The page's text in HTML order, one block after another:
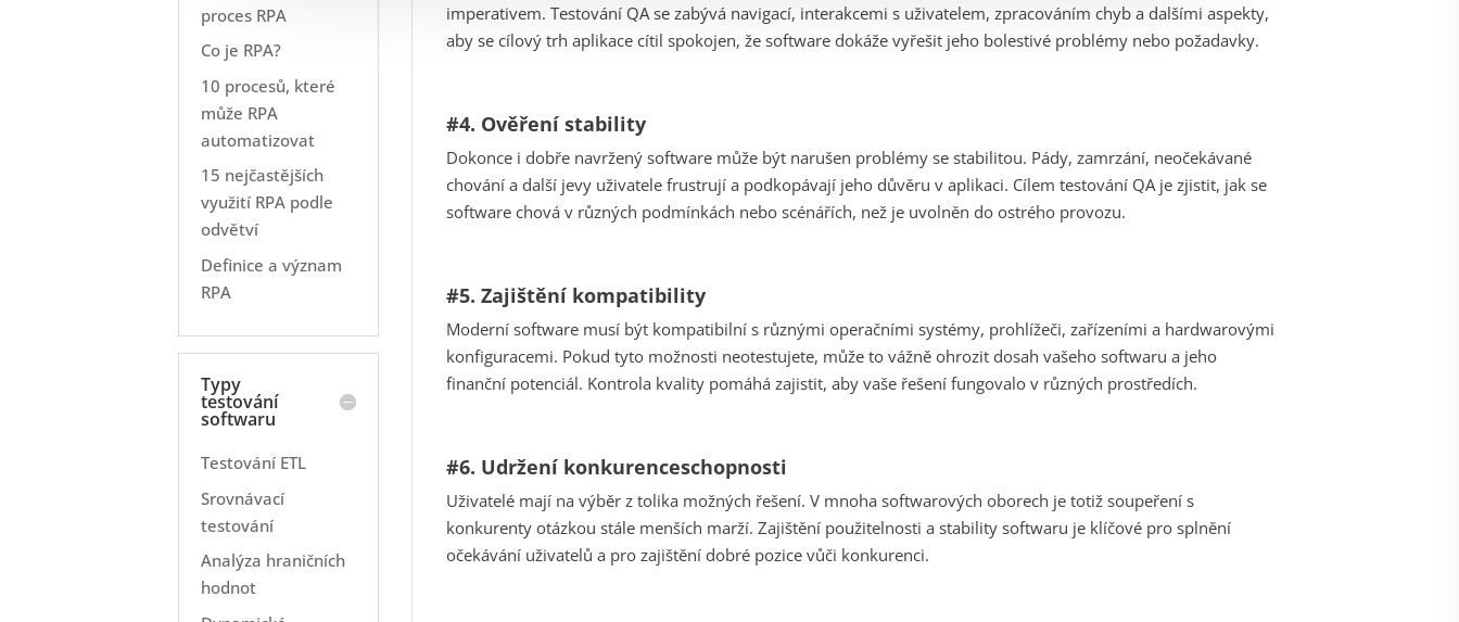
imperativem. Testování QA se zabývá navigací, interakcemi s uživatelem, zpracováním chyb a dalšími aspekty,
aby se cílový trh aplikace cítil spokojen, že software dokáže vyřešit jeho bolestivé problémy nebo požadavky.
#4. Ověření stability
Dokonce i dobře navržený software může být narušen problémy se stabilitou. Pády, zamrzání, neočekávané
chování a další jevy uživatele frustrují a podkopávají jeho důvěru v aplikaci. Cílem testování QA je zjistit, jak se
software chová v různých podmínkách nebo scénářích, než je uvolněn do ostrého provozu.
#5. Zajištění kompatibility
Moderní software musí být kompatibilní s různými operačními systémy, prohlížeči, zařízeními a hardwarovými
konfiguracemi. Pokud tyto možnosti neotestujete, může to vážně ohrozit dosah vašeho softwaru a jeho
finanční potenciál. Kontrola kvality pomáhá zajistit, aby vaše řešení fungovalo v různých prostředích.
#6. Udržení konkurenceschopnosti
Uživatelé mají na výběr z tolika možných řešení. V mnoha softwarových oborech je totiž soupeření s
konkurenty otázkou stále menších marží. Zajištění použitelnosti a stability softwaru je klíčové pro splnění
očekávání uživatelů a pro zajištění dobré pozice vůči konkurenci.
proces RPA
Co je RPA?
10 procesů, které
může RPA
automatizovat
15 nejčastějších
využití RPA podle
odvětví
Definice a význam
RPA
Typy
testování
softwaru
Testování ETL
Srovnávací
testování
Analýza hraničních
hodnot